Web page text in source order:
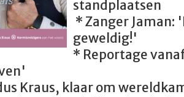
standplaatsen
* Zanger Jaman:
geweldig!'
* Reportage
Kraus, klaar om